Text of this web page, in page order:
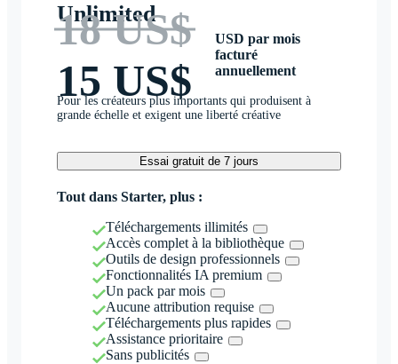
Unlimited
18 US$
15 US$
USD par mois
facturé
annuellement
Pour les créateurs plus importants qui produisent à
grande échelle et exigent une liberté créative
Essai gratuit de 7 jours
Tout dans Starter, plus :
Téléchargements illimités
Accès complet à la bibliothèque
Outils de design professionnels
Fonctionnalités IA premium
Un pack par mois
Aucune attribution requise
Téléchargements plus rapides
Assistance prioritaire
Sans publicités